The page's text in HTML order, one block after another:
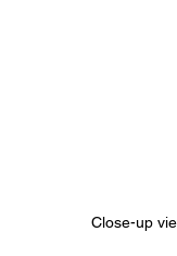
Close-up